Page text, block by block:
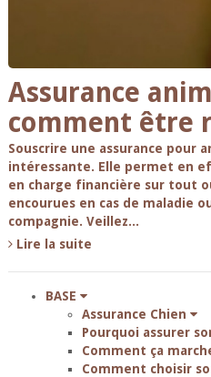
Assurance
comment être
Souscrire une assurance pour
intéressante. Elle permet en
en charge financière sur tout
encourues en cas de maladie
compagnie. Veillez...
Lire la suite
BASE
Assurance Chien
Pourquoi assurer
Comment ça
Comment choisir